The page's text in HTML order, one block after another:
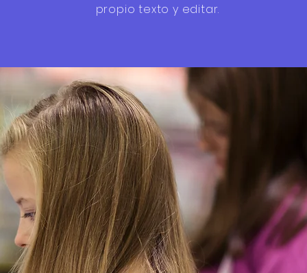
propio texto y editar.